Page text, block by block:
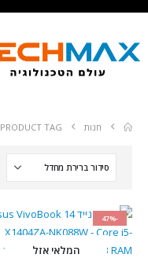
חנות PRODUCT TAG -
-47%
המלאי אזל